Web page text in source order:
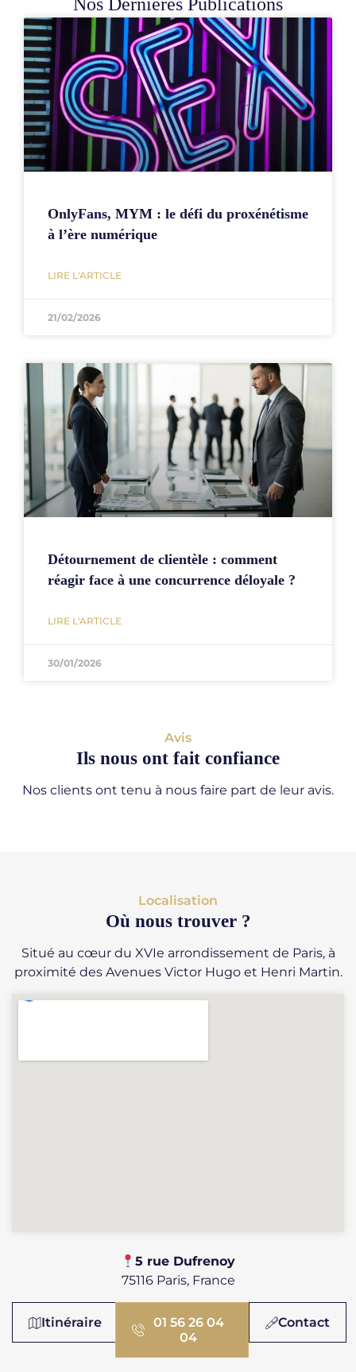
Nos Dernières Publications
OnlyFans, MYM : le défi du proxénétisme
à l’ère numérique
LIRE L'ARTICLE
21/02/2026
Détournement de clientèle : comment
réagir face à une concurrence déloyale ?
LIRE L'ARTICLE
30/01/2026
Avis
Ils nous ont fait confiance
Nos clients ont tenu à nous faire part de leur avis.
Localisation
Où nous trouver ?
Situé au cœur du XVIe arrondissement de Paris, à
proximité des Avenues Victor Hugo et Henri Martin.
​​5 rue Dufrenoy
75116 Paris, France
Itinéraire
01 56 26 04
04
Contact